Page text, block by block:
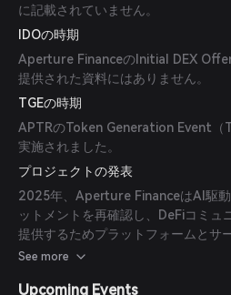
に記載されていません。
IDOの時期
Aperture FinanceのInitial DEX
提供された資料にはありません。
TGEの時期
APTRのToken Generation Event（
実施されました。
プロジェクトの発表
2025年、Aperture FinanceはAI駆動
ットメントを再確認し、DeFiコミュ
提供するためプラットフォームとサ
す。
See more
Upcoming Events